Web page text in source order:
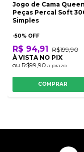
Jogo de Cama
Peças Percal Soft
Simples
-50% OFF
R$ 94,91
R$199,90
À VISTA NO PIX
ou R$99,90 a prazo
COMPRAR